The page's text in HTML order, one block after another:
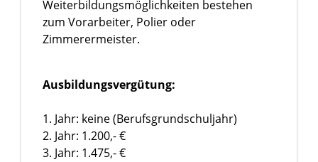
Weiterbildungsmöglichkeiten bestehen
zum Vorarbeiter, Polier oder
Zimmerermeister.
Ausbildungsvergütung:
1. Jahr: keine (Berufsgrundschuljahr)
2. Jahr: 1.200,- €
3. Jahr: 1.475,- €